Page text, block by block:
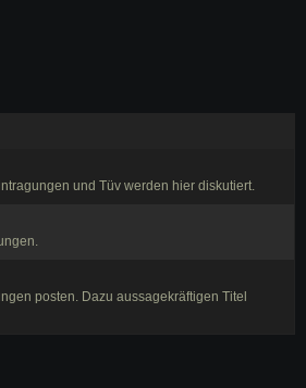
und Tüv werden hier diskutiert.
posten. Dazu aussagekräftigen Titel